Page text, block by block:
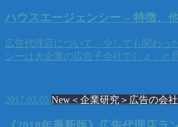
ハウスエージェンシー – 特徴、
広告代理店について、少しでも関わ
シーは大企業の広告子会社でしょ」と
2017.03.05 New＜企業研究＞広告の会